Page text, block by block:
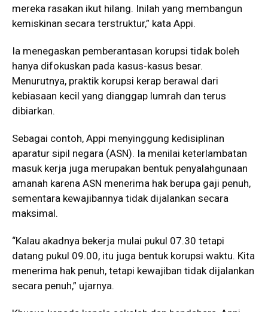
mereka rasakan ikut hilang. Inilah yang membangun
kemiskinan secara terstruktur,” kata Appi.
Ia menegaskan pemberantasan korupsi tidak boleh
hanya difokuskan pada kasus-kasus besar.
Menurutnya, praktik korupsi kerap berawal dari
kebiasaan kecil yang dianggap lumrah dan terus
dibiarkan.
Sebagai contoh, Appi menyinggung kedisiplinan
aparatur sipil negara (ASN). Ia menilai keterlambatan
masuk kerja juga merupakan bentuk penyalahgunaan
amanah karena ASN menerima hak berupa gaji penuh,
sementara kewajibannya tidak dijalankan secara
maksimal.
“Kalau akadnya bekerja mulai pukul 07.30 tetapi
datang pukul 09.00, itu juga bentuk korupsi waktu. Kita
menerima hak penuh, tetapi kewajiban tidak dijalankan
secara penuh,” ujarnya.